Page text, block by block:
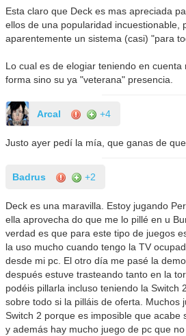
Esta claro que Deck es mas apreciada
ellos de una popularidad incuestionable,
aparentemente un sistema (casi) "para
Lo cual es de elogiar teniendo en
forma sino su ya "veterana" presencia.
Arcal +4
Justo ayer pedí la mía, que ganas de
Badrus +2
Deck es una maravilla. Estoy jugando
ella aprovecha do que me lo pillé en u
verdad es que para este tipo de juegos
la uso mucho cuando tengo la TV
desde mi pc. El otro día me pasé la
después estuve trasteando tanto en la
podéis pillarla incluso teniendo la Switch
sobre todo si la pilláis de oferta. Muchos
Switch 2 porque es imposible que acabe
y además hay mucho juego de pc que